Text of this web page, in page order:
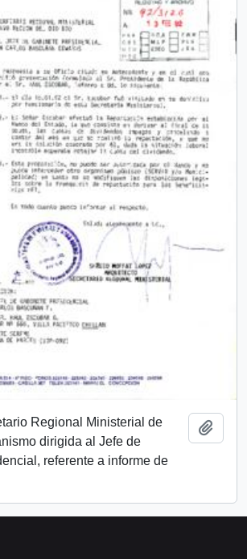
Regional Ministerial de
dirigida al Jefe de
referente a informe de